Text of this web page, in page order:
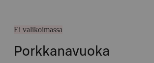
Ei valikoimassa
Porkkanavuoka